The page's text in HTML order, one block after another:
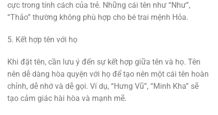
cực trong tính cách của trẻ. Những cái tên như “Như”,
“Thảo” thường không phù hợp cho bé trai mệnh Hỏa.
5. Kết hợp tên với họ
Khi đặt tên, cần lưu ý đến sự kết hợp giữa tên và họ. Tên
nên dễ dàng hòa quyện với họ để tạo nên một cái tên hoàn
chỉnh, dễ nhớ và dễ gọi. Ví dụ, “Hưng Vũ”, “Minh Kha” sẽ
tạo cảm giác hài hòa và mạnh mẽ.